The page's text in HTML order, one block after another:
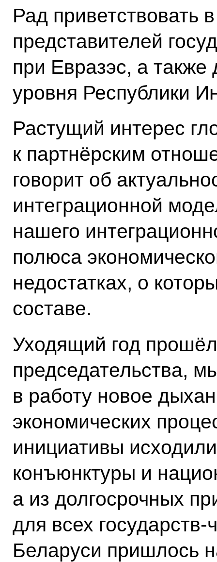
Рад приветствовать
представителей
при Евразэс, а также
уровня Республики
Растущий интерес
к партнёрским
говорит об
интеграционной
нашего
полюса
недостатках, о
составе.
Уходящий год
председательства,
в работу новое
экономических
инициативы
конъюнктуры и
а из долгосрочных
для всех
Беларуси пришлось